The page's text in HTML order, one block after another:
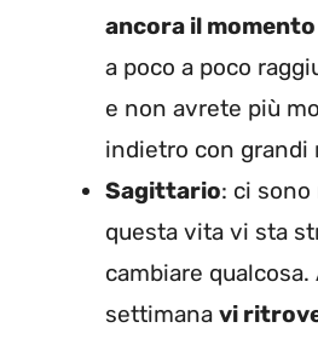
ancora il
a poco a poco
e non avrete più
indietro con grandi
Sagittario: ci
questa vita vi sta
cambiare
settimana vi